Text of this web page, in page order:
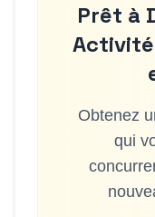
Prêt à
Obtenez
qui